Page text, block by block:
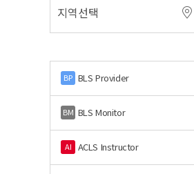
BP BLS Provider
BM BLS Monitor
AI ACLS Instructor